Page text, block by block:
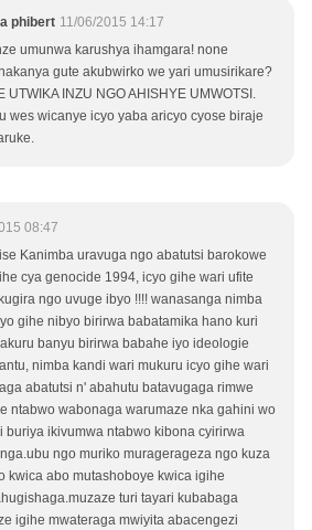
phibert 11/06/2015 14:17
umunwa karushya ihamgara! none
gute akubwirko we yari umusirikare?
UTWIKA INZU NGO AHISHYE UMWOTSI.
wes wicanye icyo yaba aricyo cyose biraje
08:47
Kanimba uravuga ngo abatutsi barokowe
cya genocide 1994, icyo gihe wari ufite
ngo uvuge ibyo !!!! wanasanga nimba
gihe nibyo birirwa babatamika hano kuri
banyu birirwa babahe iyo ideologie
nimba kandi wari mukuru icyo gihe wari
abatutsi n' abahutu batavugaga rimwe
ntabwo wabonaga warumaze nka gahini wo
buriya ikivumwa ntabwo kibona cyirirwa
ngo muriko muragerageza ngo kuza
kwica abo mutashoboye kwica igihe
turi tayari kubabaga
igihe mwateraga mwiyita abacengezi